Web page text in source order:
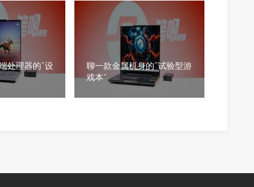
处理器的“设
聊一款金属机身的“试验型游
戏本”